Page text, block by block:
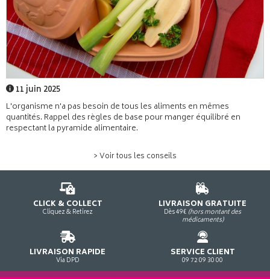
11 juin 2025
L'organisme n'a pas besoin de tous les aliments en mêmes
quantités. Rappel des règles de base pour manger équilibré en
respectant la pyramide alimentaire.
> Voir tous les conseils
CLICK & COLLECT
Cliquez & Retirez
LIVRAISON GRATUITE
Dès 49€ (hors montant des
médicaments)
LIVRAISON RAPIDE
Via DPD
SERVICE CLIENT
09 72 09 30 00